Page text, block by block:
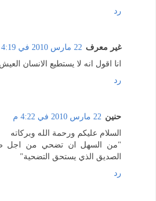
رد
غير معرف 22 مارس 2010 في 4:19 م
انا اقول انه لا يستطيع الانسان
رد
حنين 22 مارس 2010 في 4:22 م
السلام عليكم ورحمة الله وبركاته
"من السهل ان تضحي من اجل
الصديق الذي يستحق التضحية"
رد